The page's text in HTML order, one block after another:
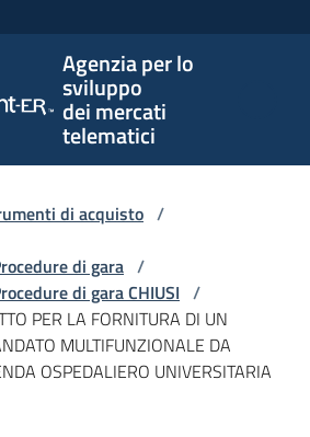
Agenzia per lo
sviluppo
dei mercati
telematici
lo
di acquisto /
di gara /
di gara CHIUSI /
PER LA FORNITURA DI UN
MULTIFUNZIONALE DA
OSPEDALIERO UNIVERSITARIA